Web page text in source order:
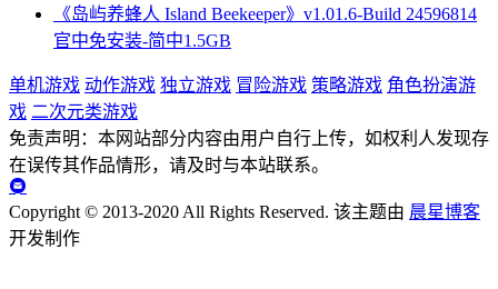
与此同时，随着真相的揭露，游戏会以漫画的形式逐步还原故
《岛屿养蜂人 Island Beekeeper》v1.01.6-Build 24596814
官中免安装-简中1.5GB
单机游戏 动作游戏 独立游戏 冒险游戏 策略游戏 角色扮演游
戏 二次元类游戏
免责声明：本网站部分内容由用户自行上传，如权利人发现存
在误传其作品情形，请及时与本站联系。
Copyright © 2013-2020 All Rights Reserved. 该主题由 晨星博客
开发制作